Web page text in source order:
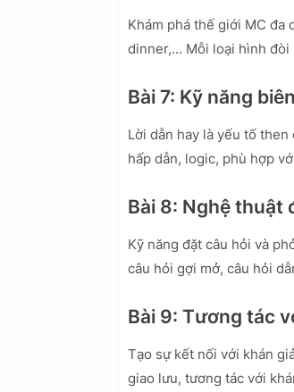
Khám phá thế giới MC đa
dinner,... Mỗi loại hình
Bài 7: Kỹ năng
Lời dẫn hay là yếu tố
hấp dẫn, logic, phù hợp
Bài 8: Nghệ thuật
Kỹ năng đặt câu hỏi và
câu hỏi gợi mở, câu hỏi
Bài 9: Tương tác
Tạo sự kết nối với khán
giao lưu, tương tác với